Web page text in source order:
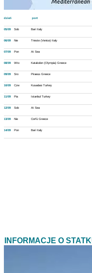
dzień port
05/09 Sob Bari Italy
06/09 Nie Trieste (Venice) Italy
07/09 Pon At Sea
08/09 Wto Katakolon (Olympia) Greece
09/09 Sro Piraeus Greece
10/09 Czw Kusadasi Turkey
11/09 Pia Istanbul Turkey
12/09 Sob At Sea
13/09 Nie Corfù Greece
14/09 Pon Bari Italy
INFORMACJE O